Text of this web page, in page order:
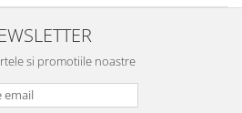
si promotiile noastre